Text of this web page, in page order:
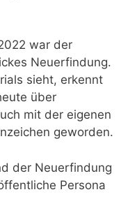
war der
Neuerfindung.
sieht, erkennt
über
mit der eigenen
geworden.
der Neuerfindung
Persona